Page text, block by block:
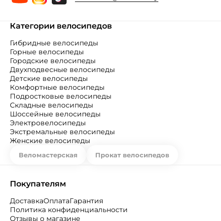
Категории велосипедов
Гибридные велосипеды
Горные велосипеды
Городские велосипеды
Двухподвесные велосипеды
Детские велосипеды
Комфортные велосипеды
Подростковые велосипеды
Складные велосипеды
Шоссейные велосипеды
Электровелосипеды
Экстремальные велосипеды
Женские велосипеды
Веломастерская Прокат велосипедов
Покупателям
ДоставкаОплатаГарантия
Политика конфиденциальности
Отзывы о магазине